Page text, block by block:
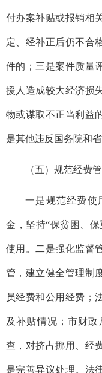
付办案补贴或报销相
定、经补正后仍不合
件的；三是案件质量
援人造成较大经济损
物或谋取不正当利益
是其他违反国务院和
（五）规范经费
一是规范经费使
金，坚持“保贫困、
使用。二是强化监督
管，建立健全管理制
员经费和公用经费；
及补贴情况；市财
查，对挤占挪用、经
是完善异议处理。法